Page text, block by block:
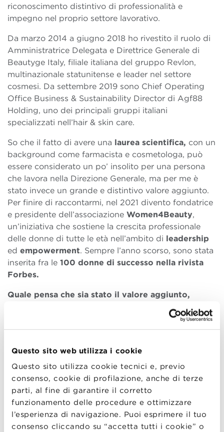
Questo sito web utilizza i cookie
Questo sito utilizza cookie tecnici e, previo
consenso, cookie di profilazione, anche di terze
parti, al fine di garantire il corretto
funzionamento delle procedure e ottimizzare
l’esperienza di navigazione. Puoi esprimere il tuo
consenso cliccando su “accetta tutti i cookie” o
riconoscimento distintivo di professionalità e
impegno nel proprio settore lavorativo.
Da marzo 2014 a giugno 2018 ho rivestito il ruolo di
Amministratrice Delegata e Direttrice Generale di
Beautyge Italy, filiale italiana del gruppo Revlon,
multinazionale statunitense e leader nel settore
cosmesi. Da settembre 2019 sono Chief Operating
Office Business & Sustainability Director di Agf88
Holding, uno dei principali gruppi italiani
specializzati nell’hair & skin care.
So che il fatto di avere una laurea scientifica, con un
background come farmacista e cosmetologa, può
essere considerato un po’ insolito per una persona
che lavora nella Direzione Generale, ma per me è
stato invece un grande e distintivo valore aggiunto.
Per finire di raccontarmi, nel 2021 divento fondatrice
e presidente dell’associazione Women4Beauty,
un’iniziativa che sostiene la crescita professionale
delle donne di tutte le età nell’ambito di leadership
ed empowerment. Sempre l’anno scorso, sono stata
inserita fra le 100 donne di successo nella rivista
Forbes.
Quale pensa che sia stato il valore aggiunto,
nell’ambito della sua carriera, del percorso fatto in
BBS con l’Executive Master in Sustainability and
Innovation?
Ho vissuto l’Executive Master in Sustainability and
Innovation come un pontetra la mia formazione, che
come dicevo, è in ambito S.T.E.M. e la mia carriera nel
mondo Business. È stato un percorso molto utile
perché mi ha dato un metodoe mi ha offerto degli
strumentiper impostare un percorso sulla
Sostenibilità nell’azienda per cui lavoro. Sono stati